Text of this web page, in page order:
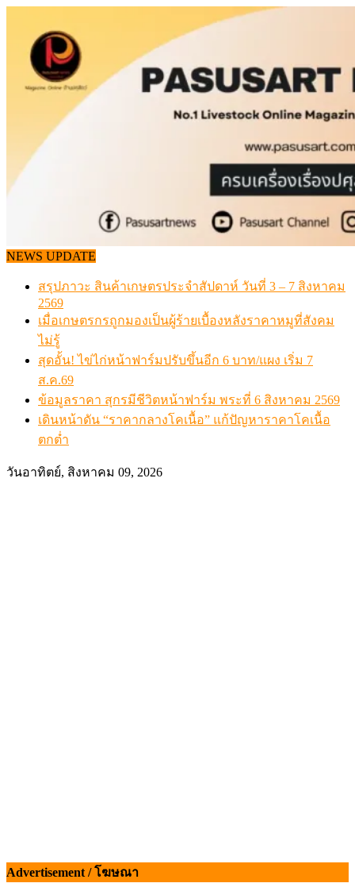
content
NEWS UPDATE
สรุปภาวะ สินค้าเกษตรประจำสัปดาห์ วันที่ 3 – 7 สิงหาคม
2569
เมื่อเกษตรกรถูกมองเป็นผู้ร้ายเบื้องหลังราคาหมูที่สังคม
ไม่รู้
สุดอั้น! ไข่ไก่หน้าฟาร์มปรับขึ้นอีก 6 บาท/แผง เริ่ม 7
ส.ค.69
ข้อมูลราคา สุกรมีชีวิตหน้าฟาร์ม พระที่ 6 สิงหาคม 2569
เดินหน้าดัน “ราคากลางโคเนื้อ” แก้ปัญหาราคาโคเนื้อ
ตกต่ำ
วันอาทิตย์, สิงหาคม 09, 2026
Advertisement / โฆษณา